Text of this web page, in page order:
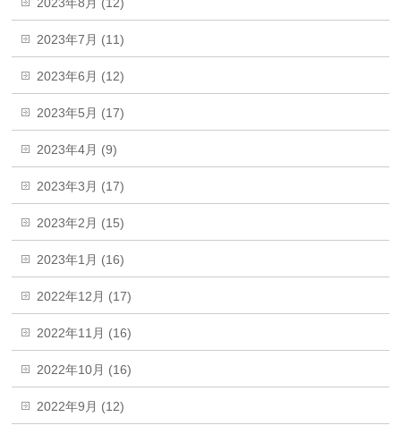
2023年7月 (11)
2023年6月 (12)
2023年5月 (17)
2023年4月 (9)
2023年3月 (17)
2023年2月 (15)
2023年1月 (16)
2022年12月 (17)
2022年11月 (16)
2022年10月 (16)
2022年9月 (12)